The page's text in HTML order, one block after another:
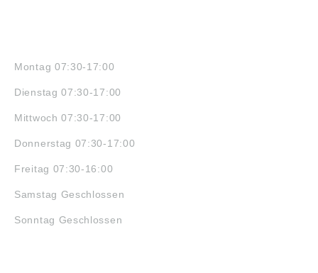
Montag 07:30-17:00
Dienstag 07:30-17:00
Mittwoch 07:30-17:00
Donnerstag 07:30-17:00
Freitag 07:30-16:00
Samstag Geschlossen
Sonntag Geschlossen